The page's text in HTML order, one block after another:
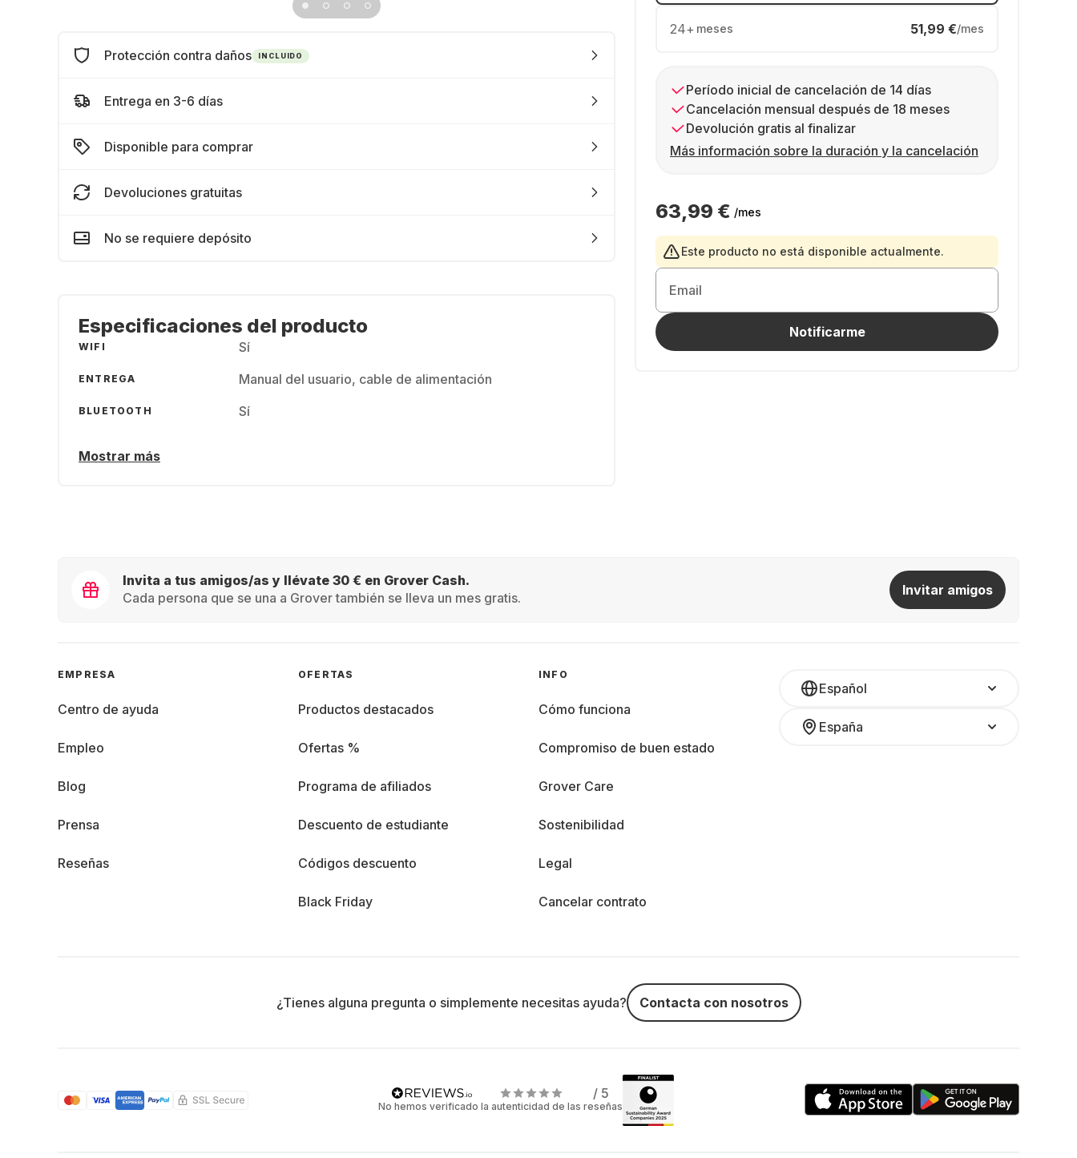
24+ meses 51,99 €/mes
Período inicial de cancelación de 14 días
Cancelación mensual después de 18 meses
Devolución gratis al finalizar
Más información sobre la duración y la cancelación
63,99 € /mes
Este producto no está disponible actualmente.
Email
Notificarme
Protección contra daños INCLUIDO
Entrega en 3-6 días
Disponible para comprar
Devoluciones gratuitas
No se requiere depósito
Especificaciones del producto
WIFI Sí
ENTREGA Manual del usuario, cable de alimentación
BLUETOOTH Sí
Mostrar más
Invita a tus amigos/as y llévate 30 € en Grover Cash.
Cada persona que se una a Grover también se lleva un mes gratis.
Invitar amigos
Español
España
EMPRESA
Centro de ayuda
Empleo
Blog
Prensa
Reseñas
OFERTAS
Productos destacados
Ofertas %
Programa de afiliados
Descuento de estudiante
Códigos descuento
Black Friday
INFO
Cómo funciona
Compromiso de buen estado
Grover Care
Sostenibilidad
Legal
Cancelar contrato
¿Tienes alguna pregunta o simplemente necesitas ayuda? Contacta con nosotros
/ 5
No hemos verificado la autenticidad de las reseñas